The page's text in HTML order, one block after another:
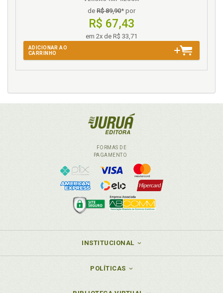
de R$ 89,90* por
R$ 67,43
em 2x de R$ 33,71
ADICIONAR AO
CARRINHO
FORMAS DE
PAGAMENTO
INSTITUCIONAL
POLÍTICAS